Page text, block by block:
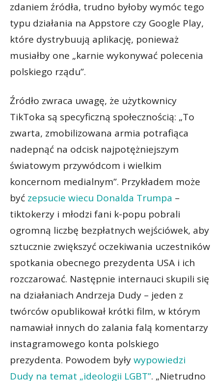
zdaniem źródła, trudno byłoby wymóc tego
typu działania na Appstore czy Google Play,
które dystrybuują aplikację, ponieważ
musiałby one „karnie wykonywać polecenia
polskiego rządu”.
Źródło zwraca uwagę, że użytkownicy
TikToka są specyficzną społecznością: „To
zwarta, zmobilizowana armia potrafiąca
nadepnąć na odcisk najpotężniejszym
światowym przywódcom i wielkim
koncernom medialnym”. Przykładem może
być zepsucie wiecu Donalda Trumpa –
tiktokerzy i młodzi fani k-popu pobrali
ogromną liczbę bezpłatnych wejściówek, aby
sztucznie zwiększyć oczekiwania uczestników
spotkania obecnego prezydenta USA i ich
rozczarować. Następnie internauci skupili się
na działaniach Andrzeja Dudy – jeden z
twórców opublikował krótki film, w którym
namawiał innych do zalania falą komentarzy
instagramowego konta polskiego
prezydenta. Powodem byływypowiedzi
Dudy na temat „ideologii LGBT”. „Nietrudno